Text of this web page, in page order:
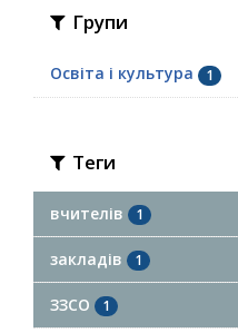
Групи
Освіта і культура 1
Теги
вчителів 1
закладів 1
ЗЗСО 1